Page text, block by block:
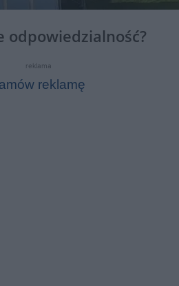
odpowiedzialność?
reklama
reklamę